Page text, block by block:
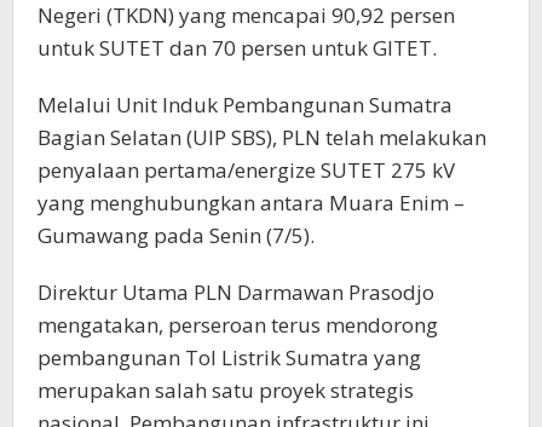
Negeri (TKDN) yang mencapai 90,92 persen
untuk SUTET dan 70 persen untuk GITET.
Melalui Unit Induk Pembangunan Sumatra
Bagian Selatan (UIP SBS), PLN telah melakukan
penyalaan pertama/energize SUTET 275 kV
yang menghubungkan antara Muara Enim –
Gumawang pada Senin (7/5).
Direktur Utama PLN Darmawan Prasodjo
mengatakan, perseroan terus mendorong
pembangunan Tol Listrik Sumatra yang
merupakan salah satu proyek strategis